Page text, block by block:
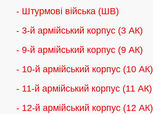
товару
- Штурмові війська (ШВ)
- 3-й армійський корпус (3 АК)
- 9-й армійський корпус (9 АК)
- 10-й армійський корпус (10 АК)
- 11-й армійський корпус (11 АК)
- 12-й армійський корпус (12 АК)